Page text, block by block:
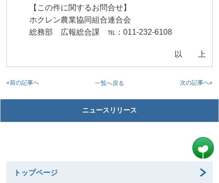
【この件に関するお問合せ】
ホクレン農業協同組合連合会
総務部 広報総合課 ℡：011-232-6108
以 上
一覧へ戻る
«前の記事へ 次の記事へ»
ニュースリリース
トップページ